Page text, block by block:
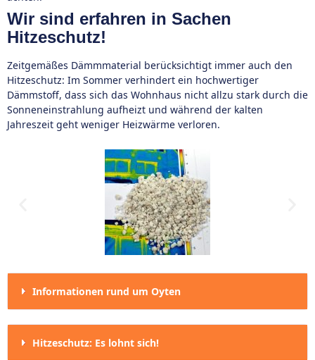
Wir sind erfahren in Sachen
Hitzeschutz!
Zeitgemäßes Dämmmaterial berücksichtigt immer auch den
Hitzeschutz: Im Sommer verhindert ein hochwertiger
Dämmstoff, dass sich das Wohnhaus nicht allzu stark durch die
Sonneneinstrahlung aufheizt und während der kalten
Jahreszeit geht weniger Heizwärme verloren.
Informationen rund um Oyten
Hitzeschutz: Es lohnt sich!